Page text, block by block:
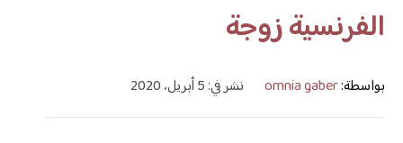
الفرنسية زوجة
بواسطة:omnia gaber نشر في: 5 أبريل، 2020